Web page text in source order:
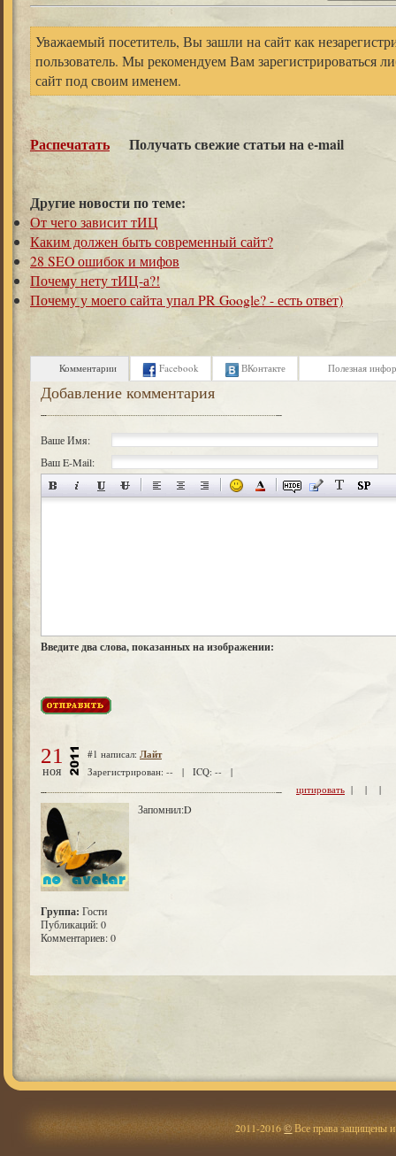
Уважаемый посетитель, Вы зашли на сайт как
пользователь. Мы рекомендуем Вам зарегистрироваться
сайт под своим именем.
Распечатать Получать свежие статьи на e-mail
Другие новости по теме:
От чего зависит тИЦ
Каким должен быть современный сайт?
28 SEO ошибок и мифов
Почему нету тИЦ-а?!
Почему у моего сайта упал PR Google? - есть ответ)
Комментарии Facebook ВКонтакте Полезная
Добавление комментария
Ваше Имя:
Ваш E-Mail:
Введите два слова, показанных на изображении:
21
ноя
#1 написал: Лайт
Зарегистрирован: -- | ICQ: -- |
цитировать | | |
Группа: Гости
Публикаций: 0
Комментариев: 0
Запомнил:D
2011-2016©Все права защищены